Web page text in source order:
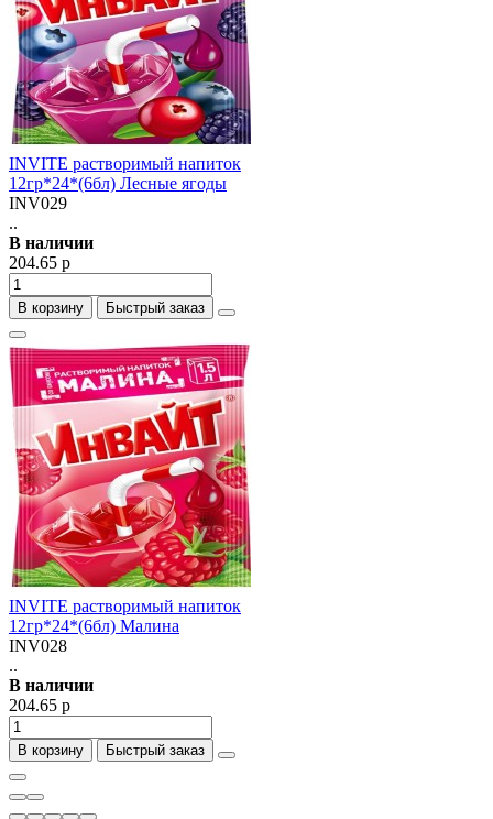
INVITE растворимый напиток
12гр*24*(6бл) Лесные ягоды
INV029
..
В наличии
204.65 р
В корзину Быстрый заказ
INVITE растворимый напиток
12гр*24*(6бл) Малина
INV028
..
В наличии
204.65 р
В корзину Быстрый заказ